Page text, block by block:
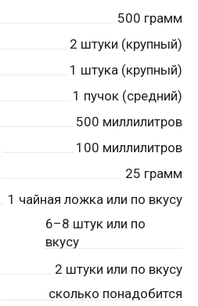
500 грамм
2 штуки (крупный)
1 штука (крупный)
1 пучок (средний)
500 миллилитров
100 миллилитров
25 грамм
1 чайная ложка или по вкусу
6–8 штук или по
вкусу
2 штуки или по вкусу
сколько понадобится